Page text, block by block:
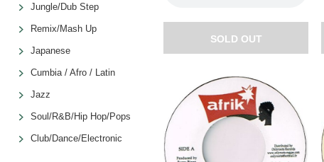
SOLD OUT
Jungle/Dub Step
Remix/Mash Up
Japanese
Cumbia / Afro / Latin
Jazz
Soul/R&B/Hip Hop/Pops
Club/Dance/Electronic